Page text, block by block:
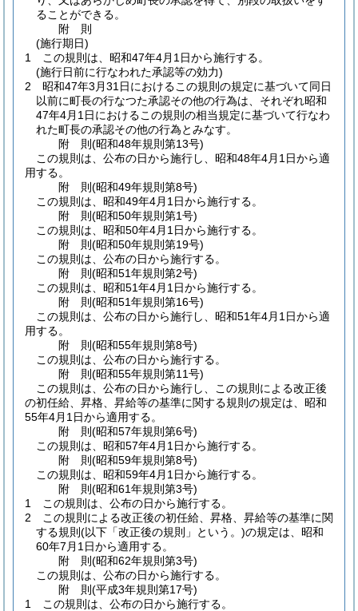
ることができる。
附 則
(施行期日)
1
この規則は、昭和47年4月1日から施行する。
(施行日前に行なわれた承認等の効力)
2
昭和47年3月31日におけるこの規則の規定に基づいて同日
以前に町長の行なつた承認その他の行為は、それぞれ昭和
47年4月1日におけるこの規則の相当規定に基づいて行なわ
れた町長の承認その他の行為とみなす。
附 則(昭和48年規則第13号)
この規則は、公布の日から施行し、昭和48年4月1日から適
用する。
附 則(昭和49年規則第8号)
この規則は、昭和49年4月1日から施行する。
附 則(昭和50年規則第1号)
この規則は、昭和50年4月1日から施行する。
附 則(昭和50年規則第19号)
この規則は、公布の日から施行する。
附 則(昭和51年規則第2号)
この規則は、昭和51年4月1日から施行する。
附 則(昭和51年規則第16号)
この規則は、公布の日から施行し、昭和51年4月1日から適
用する。
附 則(昭和55年規則第8号)
この規則は、公布の日から施行する。
附 則(昭和55年規則第11号)
この規則は、公布の日から施行し、この規則による改正後
の初任給、昇格、昇給等の基準に関する規則の規定は、昭和
55年4月1日から適用する。
附 則(昭和57年規則第6号)
この規則は、昭和57年4月1日から施行する。
附 則(昭和59年規則第8号)
この規則は、昭和59年4月1日から施行する。
附 則(昭和61年規則第3号)
1
この規則は、公布の日から施行する。
2
この規則による改正後の初任給、昇格、昇給等の基準に関
する規則 (以下「改正後の規則」という。)の規定は、昭和
60年7月1日から適用する。
附 則(昭和62年規則第3号)
この規則は、公布の日から施行する。
附 則(平成3年規則第17号)
1
この規則は、公布の日から施行する。